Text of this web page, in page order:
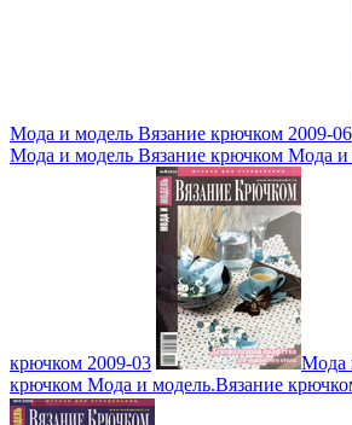
Мода и модель Вязание крючком 2009-06
Мода и модель Вязание крючком Мода и
крючком 2009-03
Мода
крючком Мода и модель.Вязание